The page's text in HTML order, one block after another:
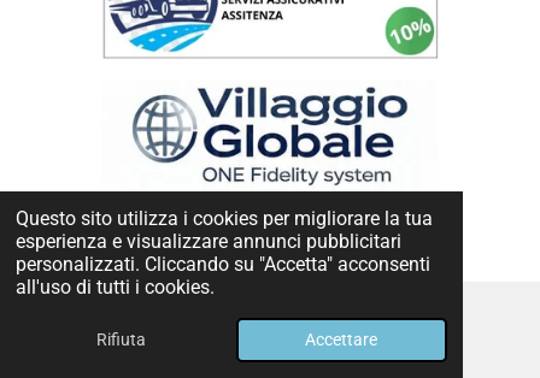
Questo sito utilizza i cookies per migliorare la tua
esperienza e visualizzare annunci pubblicitari
personalizzati. Cliccando su "Accetta" acconsenti
all'uso di tutti i cookies.
Rifiuta Accettare